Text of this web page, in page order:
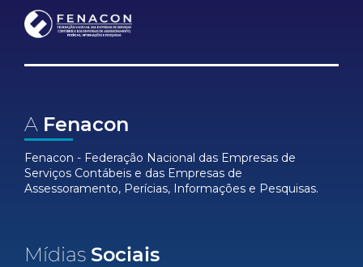
A Fenacon
Fenacon - Federação Nacional das Empresas de
Serviços Contábeis e das Empresas de
Assessoramento, Perícias, Informações e Pesquisas.
Mídias Sociais